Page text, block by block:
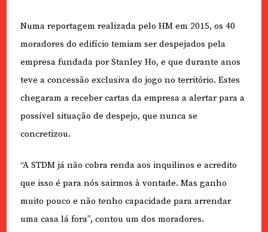
Numa reportagem realizada pelo HM em 2015, os 40
moradores do edifício temiam ser despejados pela
empresa fundada por Stanley Ho, e que durante anos
teve a concessão exclusiva do jogo no território. Estes
chegaram a receber cartas da empresa a alertar para a
possível situação de despejo, que nunca se
concretizou.
“A STDM já não cobra renda aos inquilinos e acredito
que isso é para nós sairmos à vontade. Mas ganho
muito pouco e não tenho capacidade para arrendar
uma casa lá fora”, contou um dos moradores.